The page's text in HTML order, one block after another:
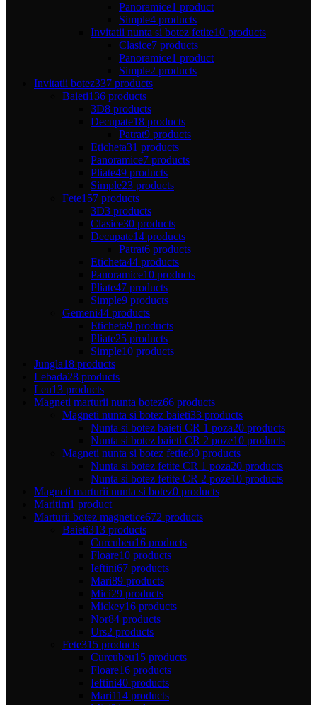
Panoramice1 product
Simple4 products
Invitatii nunta si botez fetite10 products
Clasice7 products
Panoramice1 product
Simple2 products
Invitatii botez337 products
Baieti136 products
3D8 products
Decupate18 products
Patrat9 products
Eticheta31 products
Panoramice7 products
Pliate49 products
Simple23 products
Fete157 products
3D3 products
Clasice30 products
Decupate14 products
Patrat6 products
Eticheta44 products
Panoramice10 products
Pliate47 products
Simple9 products
Gemeni44 products
Eticheta9 products
Pliate25 products
Simple10 products
Jungla18 products
Lebada28 products
Leu13 products
Magneti marturii nunta botez66 products
Magneti nunta si botez baieti33 products
Nunta si botez baieti CR 1 poza20 products
Nunta si botez baieti CR 2 poze10 products
Magneti nunta si botez fetite30 products
Nunta si botez fetite CR 1 poza20 products
Nunta si botez fetite CR 2 poze10 products
Magneti marturii nunta si botez0 products
Maritim1 product
Marturii botez magnetice672 products
Baieti313 products
Curcubeu16 products
Floare10 products
Ieftini67 products
Mari89 products
Mici29 products
Mickey16 products
Nor84 products
Urs2 products
Fete315 products
Curcubeu15 products
Floare16 products
Ieftini40 products
Mari114 products